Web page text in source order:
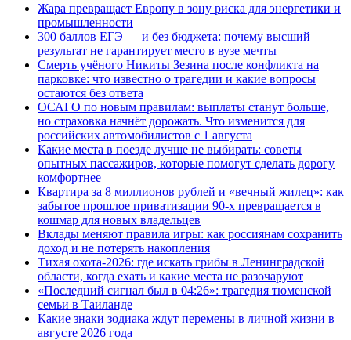
Жара превращает Европу в зону риска для энергетики и
промышленности
300 баллов ЕГЭ — и без бюджета: почему высший
результат не гарантирует место в вузе мечты
Смерть учёного Никиты Зезина после конфликта на
парковке: что известно о трагедии и какие вопросы
остаются без ответа
ОСАГО по новым правилам: выплаты станут больше,
но страховка начнёт дорожать. Что изменится для
российских автомобилистов с 1 августа
Какие места в поезде лучше не выбирать: советы
опытных пассажиров, которые помогут сделать дорогу
комфортнее
Квартира за 8 миллионов рублей и «вечный жилец»: как
забытое прошлое приватизации 90-х превращается в
кошмар для новых владельцев
Вклады меняют правила игры: как россиянам сохранить
доход и не потерять накопления
Тихая охота-2026: где искать грибы в Ленинградской
области, когда ехать и какие места не разочаруют
«Последний сигнал был в 04:26»: трагедия тюменской
семьи в Таиланде
Какие знаки зодиака ждут перемены в личной жизни в
августе 2026 года